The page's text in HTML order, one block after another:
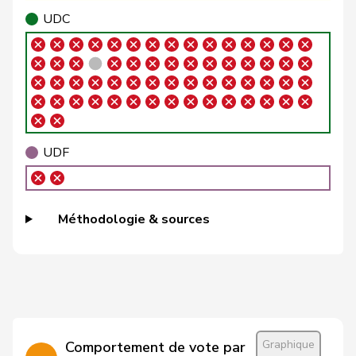
Ryser Franziska G SG
Schlatter Marionna
VERT-
E-S
G ZH
Töngi Michael
VERT-
G LU
Trede Aline G BE
Walder Nicolas
G SO
UDC
UDF
Méthodologie & sources
Comportement de vote par Graphique